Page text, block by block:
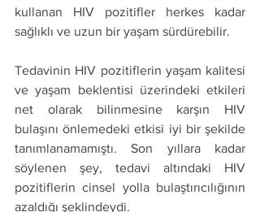
kullanan HIV pozitifler herkes kadar
sağlıklı ve uzun bir yaşam sürdürebilir.
Tedavinin HIV pozitiflerin yaşam kalitesi
ve yaşam beklentisi üzerindeki etkileri
net olarak bilinmesine karşın HIV
bulaşını önlemedeki etkisi iyi bir şekilde
tanımlanamamıştı. Son yıllara kadar
söylenen şey, tedavi altındaki HIV
pozitiflerin cinsel yolla bulaştırıcılığının
azaldığı şeklindeydi.